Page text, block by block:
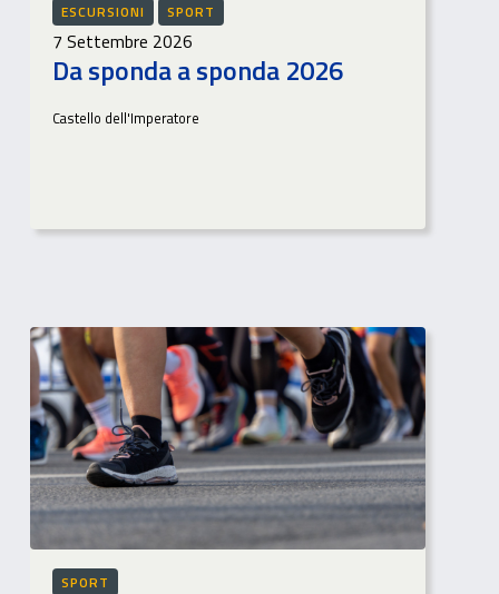
ESCURSIONI SPORT
7 Settembre 2026
Da sponda a sponda 2026
Castello dell'Imperatore
SPORT